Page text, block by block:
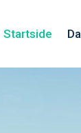
Startside